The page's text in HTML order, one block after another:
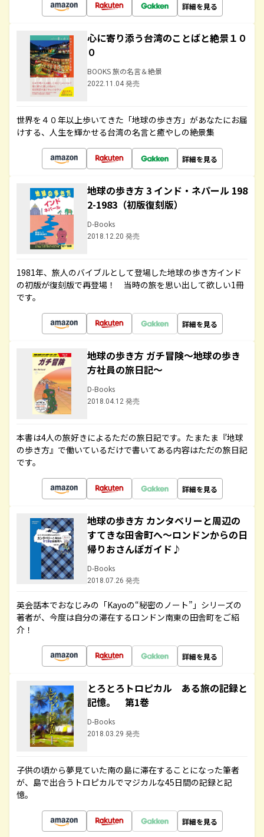
詳細を見る
心に寄り添う台湾のことばと絶景１０
０
BOOKS 旅の名言＆絶景
2022.11.04 発売
世界を４０年以上歩いてきた「地球の歩き方」があなたにお届
けする、人生を輝かせる台湾の名言と癒やしの絶景集
詳細を見る
地球の歩き方 3 インド・ネパール 198
2-1983（初版復刻版）
D-Books
2018.12.20 発売
1981年、旅人のバイブルとして登場した地球の歩き方インド
の初版が復刻版で再登場！ 当時の旅を思い出して欲しい1冊
です。
詳細を見る
地球の歩き方 ガチ冒険～地球の歩き
方社員の旅日記～
D-Books
2018.04.12 発売
本書は4人の旅好きによるただの旅日記です。たまたま『地球
の歩き方』で働いているだけで書いてある内容はただの旅日記
です。
詳細を見る
地球の歩き方 カンタベリーと周辺の
すてきな田舎町へ～ロンドンからの日
帰りおさんぽガイド♪
D-Books
2018.07.26 発売
英会話本でおなじみの「Kayoの“秘密のノート”」シリーズの
著者が、今度は自分の滞在するロンドン南東の田舎町をご紹
介！
詳細を見る
とろとろトロピカル ある旅の記録と
記憶。 第1巻
D-Books
2018.03.29 発売
子供の頃から夢見ていた南の島に滞在することになった筆者
が、島で出合うトロピカルでマジカルな45日間の記録と記
憶。
詳細を見る